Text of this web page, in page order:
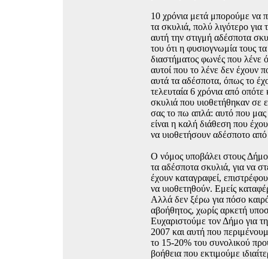
10 χρόνια μετά μπορούμε να
τα σκυλιά, πολύ λιγότερο
αυτή την στιγμή αδέσποτα
του ότι η φυσιογνωμία τους
διαστήματος φωνές που λένε
αυτοί που το λένε δεν έχουν
αυτά τα αδέσποτα, όπως το
τελευταία 6 χρόνια από
σκυλιά που υιοθετήθηκαν σε
σας το πω απλά: αυτό που μας
είναι η καλή διάθεση που
να υιοθετήσουν αδέσποτο
Ο νόμος υποβάλει στους
τα αδέσποτα σκυλιά, για να
έχουν καταγραφεί,
να υιοθετηθούν. Εμείς
Αλλά δεν ξέρω για πόσο
αβοήθητος, χωρίς αρκετή
Ευχαριστούμε τον Δήμο για
2007 και αυτή που
το 15-20% του συνολικού
βοήθεια που εκτιμούμε